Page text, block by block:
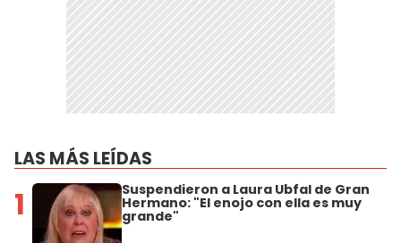
LAS MÁS LEÍDAS
1 Suspendieron a Laura Ubfal de Gran
Hermano: "El enojo con ella es muy
grande"